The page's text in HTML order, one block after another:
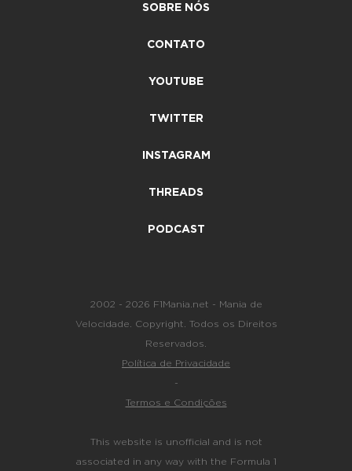
SOBRE NÓS
CONTATO
YOUTUBE
TWITTER
INSTAGRAM
THREADS
PODCAST
2002 - 2026 F1Mania.net - Mania de
Velocidade. Copyright. Todos os Direitos
Reservados.
Política de Privacidade
-
Termos e Condições
This website is unofficial and is not
associated in any way with the Formula 1